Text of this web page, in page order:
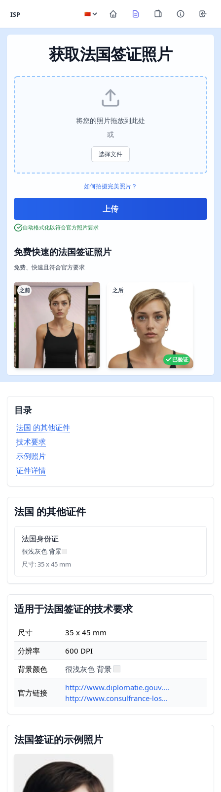
ISP
获取法国签证照片
免费快速的法国签证照片
免费、快速且符合官方要求
之前 之后
已验证
将您的照片拖放到此处
或
选择文件
如何拍摄完美照片？
自动格式化以符合官方照片要求
目录
法国 的其他证件
技术要求
示例照片
证件详情
法国 的其他证件
法国身份证
很浅灰色 背景
尺寸: 35 x 45 mm
适用于法国签证的技术要求
尺寸
35 x 45 mm
分辨率
600 DPI
背景颜色
很浅灰色 背景
官方链接
http://www.diplomatie.gouv....
http://www.consulfrance-los...
法国签证的示例照片